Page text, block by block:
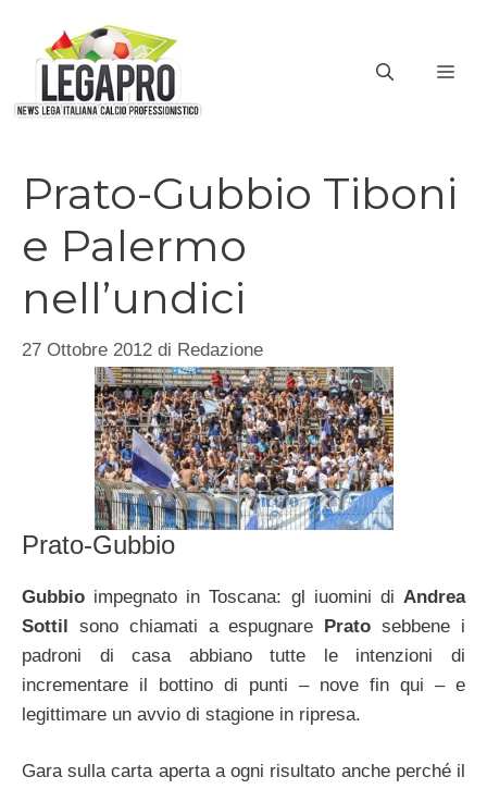
contenuto
Prato-Gubbio Tiboni
e Palermo
nell’undici
27 Ottobre 2012 di Redazione
Prato-Gubbio
Gubbio impegnato in Toscana: gl iuomini di Andrea
Sottil sono chiamati a espugnare Prato sebbene i
padroni di casa abbiano tutte le intenzioni di
incrementare il bottino di punti – nove fin qui – e
legittimare un avvio di stagione in ripresa.
Gara sulla carta aperta a ogni risultato anche perché il